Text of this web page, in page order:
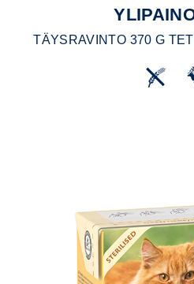
TÄYSRAVINTO 370 G